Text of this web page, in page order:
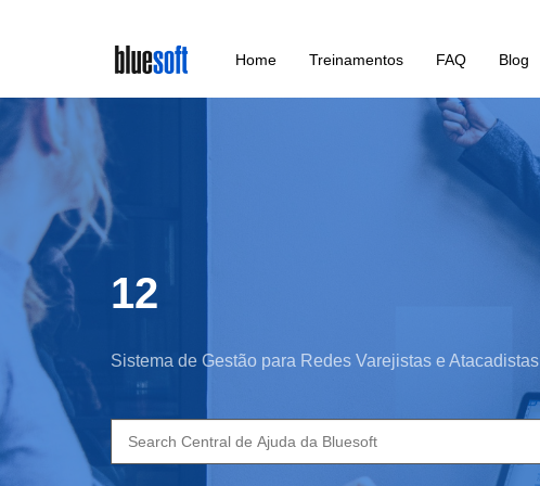
main
content
Home Treinamentos FAQ Blog
12
Sistema de Gestão para Redes Varejistas e Atacadistas
Search
for: